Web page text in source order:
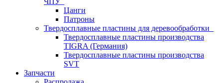
Цанги
Патроны
Твердосплавные пластины для деревообработки
Твердосплавные пластины производства
TIGRA (Германия)
Твердосплавные пластины производства
SVT
Запчасти